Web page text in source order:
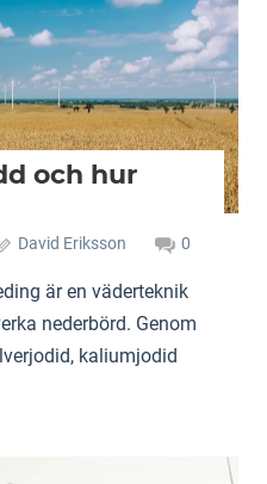
och hur
David Eriksson 0
är en väderteknik
nederbörd. Genom
kaliumjodid